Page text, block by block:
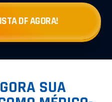
DF AGORA!
SUA